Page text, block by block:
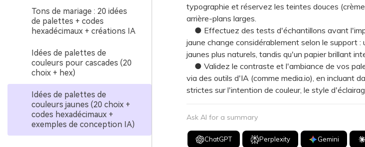
Tons de mariage : 20 idées
de palettes + codes
hexadécimaux + créations IA
Idées de palettes de
couleurs pour cascades (20
choix + hex)
Idées de palettes de
couleurs jaunes (20 choix +
codes hexadécimaux +
exemples de conception IA)
typographie et réservez les teintes douces
arrière-plans larges.
● Effectuez des tests d'échantillons avant
jaune change considérablement selon le support :
jaunes plus naturels, tandis qu'un papier brillant
● Validez le contraste et l'ambiance de vos
via des outils d'IA (comme media.io), en incluant
strictes sur l'intention de couleur, le style
Ask AI for a summary
ChatGPT Perplexity Gemini